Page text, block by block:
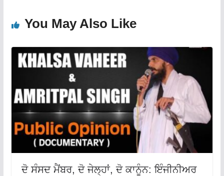
You May Also Like
ਦੋ ਸੰਸਦ ਮੈਂਬਰ, ਦੋ ਜੇਲ੍ਹਾਂ, ਦੋ ਕਾਨੂੰਨ: ਇੰਜੀਨੀਅਰ